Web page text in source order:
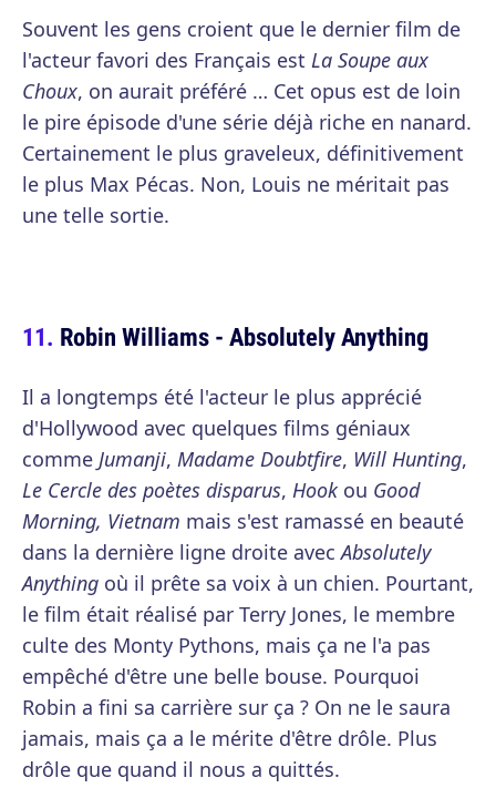
Souvent les gens croient que le dernier film de
l'acteur favori des Français est La Soupe aux
Choux, on aurait préféré … Cet opus est de loin
le pire épisode d'une série déjà riche en nanard.
Certainement le plus graveleux, définitivement
le plus Max Pécas. Non, Louis ne méritait pas
une telle sortie.
Robin Williams - Absolutely Anything
Il a longtemps été l'acteur le plus apprécié
d'Hollywood avec quelques films géniaux
comme Jumanji, Madame Doubtfire, Will Hunting,
Le Cercle des poètes disparus, Hook ou Good
Morning, Vietnam mais s'est ramassé en beauté
dans la dernière ligne droite avecAbsolutely
Anything où il prête sa voix à un chien. Pourtant,
le film était réalisé par Terry Jones, le membre
culte des Monty Pythons, mais ça ne l'a pas
empêché d'être une belle bouse. Pourquoi
Robin a fini sa carrière sur ça ? On ne le saura
jamais, mais ça a le mérite d'être drôle. Plus
drôle que quand il nous a quittés.